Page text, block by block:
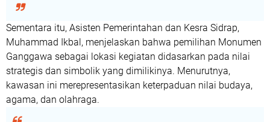
Sementara itu, Asisten Pemerintahan dan Kesra Sidrap,
Muhammad Ikbal , menjelaskan bahwa pemilihan Monumen
Ganggawa sebagai lokasi kegiatan didasarkan pada nilai
strategis dan simbolik yang dimilikinya. Menurutnya,
kawasan ini merepresentasikan keterpaduan nilai budaya,
agama, dan olahraga.